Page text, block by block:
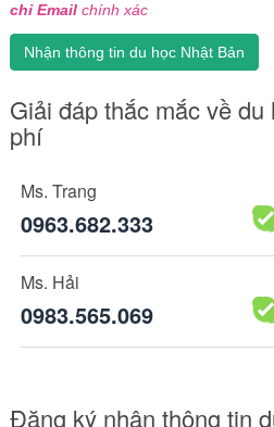
chỉ Emailchính xác
Giải đáp thắc mắc về
phí
Ms. Trang
0963.682.333
Ms. Hải
0983.565.069
Đăng ký nhận thông tin